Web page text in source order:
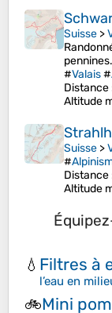
Suisse >
#Valais#
Distance
Altitude
Suisse >
#
Distance
Altitude
💧 Filtres à
l’eau en
🚲Mini